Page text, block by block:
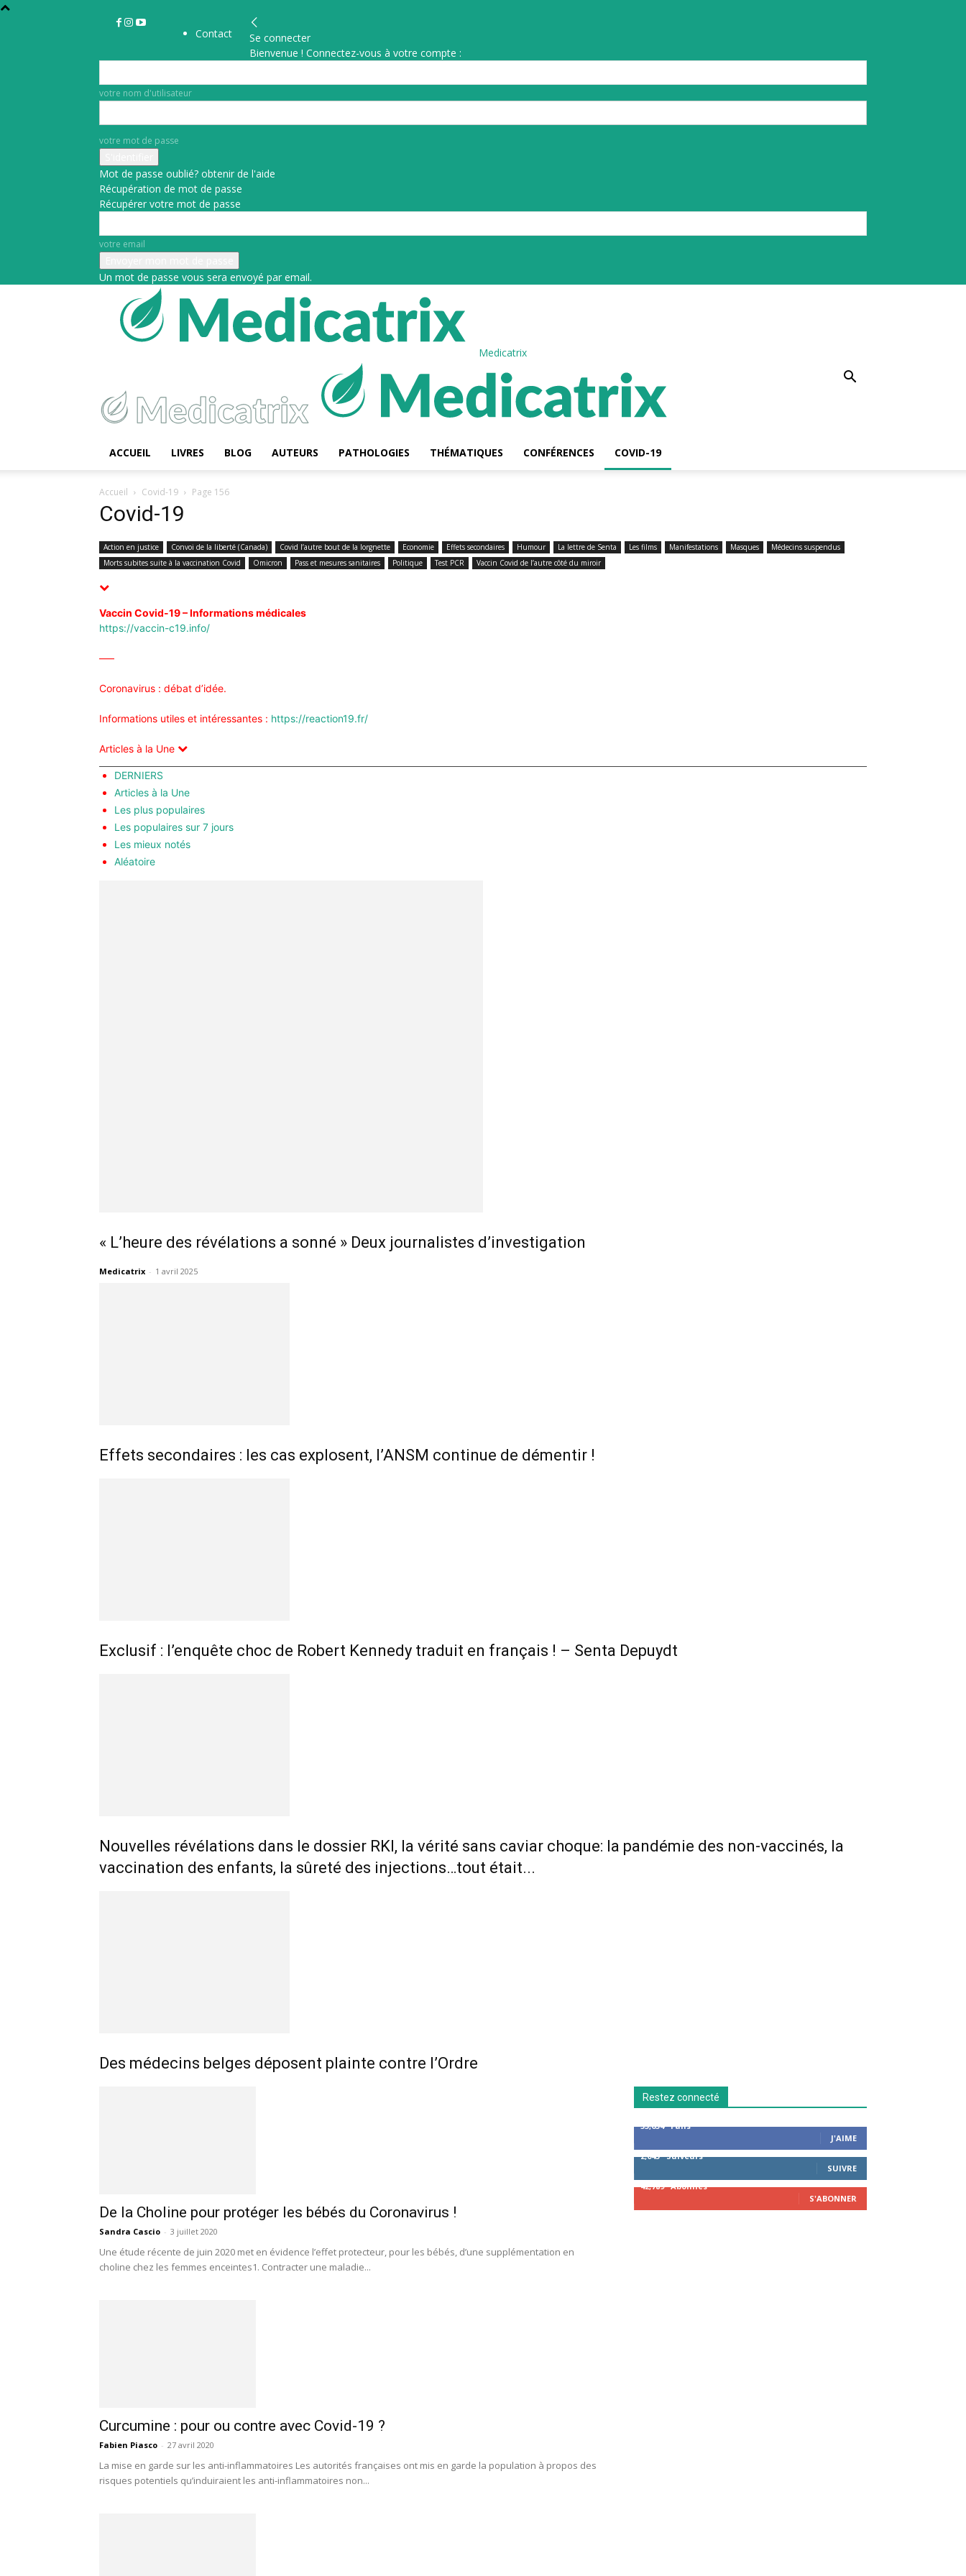
Contact
Se connecter
Bienvenue ! Connectez-vous à votre compte :
votre nom d'utilisateur
votre mot de passe
Mot de passe oublié? obtenir de l'aide
Récupération de mot de passe
Récupérer votre mot de passe
votre email
Un mot de passe vous sera envoyé par email.
Medicatrix
ACCUEIL LIVRES BLOG AUTEURS PATHOLOGIES THÉMATIQUES CONFÉRENCES COVID-19
Accueil Covid-19 Page 156
Covid-19
Action en justice Convoi de la liberté (Canada) Covid l’autre bout de la lorgnette Economie Effets secondaires Humour La lettre de Senta Les films Manifestations Masques
Médecins suspendus
Morts subites suite à la vaccination Covid
Omicron Pass et mesures sanitaires Politique Test PCR Vaccin Covid de l’autre côté du miroir
Vaccin Covid-19 – Informations médicales
https://vaccin-c19.info/
—–
Coronavirus : débat d’idée.
Informations utiles et intéressantes : https://reaction19.fr/
Articles à la Une
DERNIERS
Articles à la Une
Les plus populaires
Les populaires sur 7 jours
Les mieux notés
Aléatoire
« L’heure des révélations a sonné » Deux journalistes d’investigation
Medicatrix - 1 avril 2025
Effets secondaires : les cas explosent, l’ANSM continue de démentir !
Exclusif : l’enquête choc de Robert Kennedy traduit en français ! – Senta Depuydt
Nouvelles révélations dans le dossier RKI, la vérité sans caviar choque: la pandémie des non-vaccinés, la
vaccination des enfants, la sûreté des injections…tout était...
Des médecins belges déposent plainte contre l’Ordre
De la Choline pour protéger les bébés du Coronavirus !
Sandra Cascio - 3 juillet 2020
Une étude récente de juin 2020 met en évidence l’effet protecteur, pour les bébés, d’une supplémentation en
choline chez les femmes enceintes1. Contracter une maladie...
Curcumine : pour ou contre avec Covid-19 ?
Fabien Piasco - 27 avril 2020
La mise en garde sur les anti-inflammatoires Les autorités françaises ont mis en garde la population à propos des
risques potentiels qu’induiraient les anti-inflammatoires non...
Restez connecté
53,654
Fans
J'AIME
2,043 Suiveurs
SUIVRE
42,789 Abonnés
S'ABONNER